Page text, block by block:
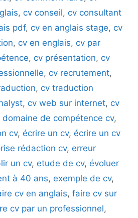
, cv conseil, cv consultant
pdf, cv en anglais stage, cv
, cv en englais, cv par
, cv présentation, cv
, cv recrutement,
, cv traduction
, cv web sur internet, cv
domaine de compétence cv,
cv, écrire un cv, écrire un cv
rédaction cv, erreur
un cv, etude de cv, évoluer
à 40 ans, exemple de cv,
cv en anglais, faire cv sur
cv par un professionnel,